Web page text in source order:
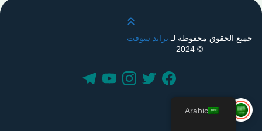
قم بالتمرير لأعلى
جميع الحقوق محفوظة لـترايد سوفت
© 2024
Arabic